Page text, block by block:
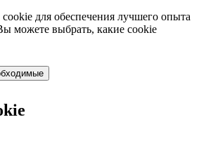
для обеспечения лучшего опыта
можете выбрать, какие cookie